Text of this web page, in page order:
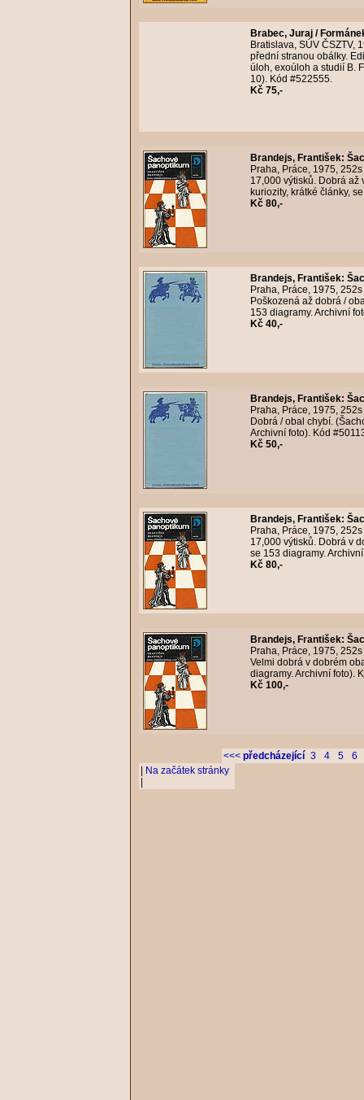
Brabec, Juraj /
Bratislava, SÚV ČSZTV,
přední stranou obálky.
úloh, exoúloh a studií B.
10). Kód #522555.
Kč 75,-
Brandejs, František:
Praha, Práce, 1975,
17,000 výtisků. Dobrá
kuriozity, krátké články,
Kč 80,-
Brandejs, František:
Praha, Práce, 1975,
Poškozená až dobrá /
153 diagramy. Archivní
Kč 40,-
Brandejs, František:
Praha, Práce, 1975,
Dobrá / obal chybí.
Archivní foto). Kód
Kč 50,-
Brandejs, František:
Praha, Práce, 1975,
17,000 výtisků. Dobrá v
se 153 diagramy.
Kč 80,-
Brandejs, František:
Praha, Práce, 1975,
Velmi dobrá v dobrém
diagramy. Archivní foto).
Kč 100,-
<<< předcházející 3 4 5
6
Na začátek stránky